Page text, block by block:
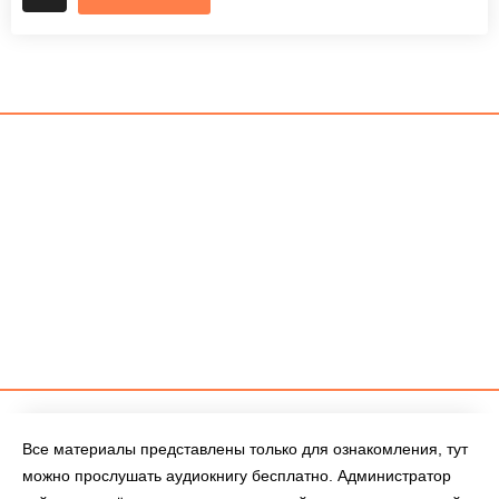
Все материалы представлены только для ознакомления, тут
можно прослушать аудиокнигу бесплатно. Администратор